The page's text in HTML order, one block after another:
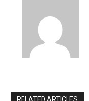
RELATED ARTICLES